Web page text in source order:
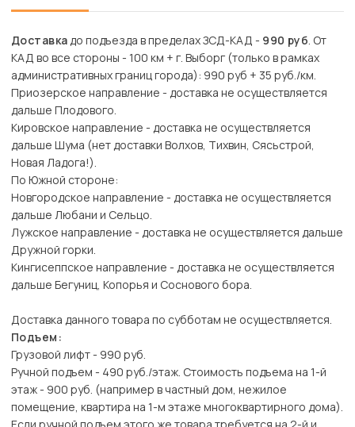
Доставкадо подъезда в пределах ЗСД-КАД - 990 руб. От
КАД во все стороны - 100 км + г. Выборг (только в рамках
административных границ города): 990 руб + 35 руб./км.
Приозерское направление - доставка не осуществляется
дальше Плодового.
Кировское направление - доставка не осуществляется
дальше Шума (нет доставки Волхов, Тихвин, Сясьстрой,
Новая Ладога!).
По Южной стороне:
Новгородское направление - доставка не осуществляется
дальше Любани и Сельцо.
Лужское направление - доставка не осуществляется дальше
Дружной горки.
Кингисеппское направление - доставка не осуществляется
дальше Бегуниц, Копорья и Соснового бора.
Доставка данного товара по субботам не осуществляется.
Подъем:
Грузовой лифт - 990 руб.
Ручной подъем - 490 руб./этаж. Стоимость подъема на 1-й
этаж - 900 руб. (например в частный дом, нежилое
помещение, квартира на 1-м этаже многоквартирного дома).